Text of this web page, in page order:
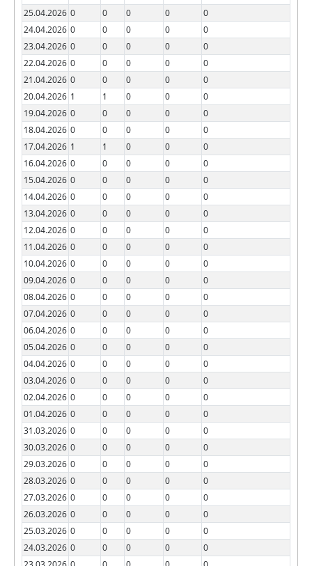
25.04.2026 0 0 0 0
0
24.04.2026 0 0 0 0
0
23.04.2026 0 0 0 0
0
22.04.2026 0 0 0 0
0
21.04.2026 0 0 0 0
0
20.04.2026 1 1 0 0
0
19.04.2026 0 0 0 0
0
18.04.2026 0 0 0 0
0
17.04.2026 1 1 0 0
0
16.04.2026 0 0 0 0
0
15.04.2026 0 0 0 0
0
14.04.2026 0 0 0 0
0
13.04.2026 0 0 0 0
0
12.04.2026 0 0 0 0
0
11.04.2026 0 0 0 0
0
10.04.2026 0 0 0 0
0
09.04.2026 0 0 0 0
0
08.04.2026 0 0 0 0
0
07.04.2026 0 0 0 0
0
06.04.2026 0 0 0 0
0
05.04.2026 0 0 0 0
0
04.04.2026 0 0 0 0
0
03.04.2026 0 0 0 0
0
02.04.2026 0 0 0 0
0
01.04.2026 0 0 0 0
0
31.03.2026 0 0 0 0
0
30.03.2026 0 0 0 0
0
29.03.2026 0 0 0 0
0
28.03.2026 0 0 0 0
0
27.03.2026 0 0 0 0
0
26.03.2026 0 0 0 0
0
25.03.2026 0 0 0 0
0
24.03.2026 0 0 0 0
0